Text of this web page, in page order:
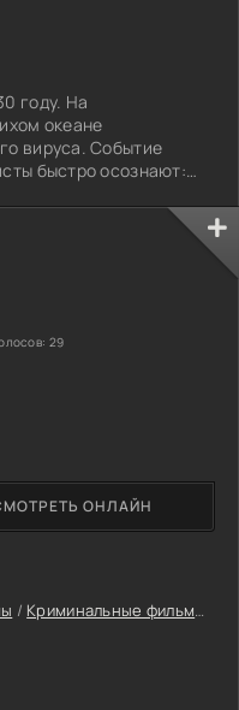
году. На
океане
вируса. Событие
быстро осознают:
/ Криминальные фильмы
ОНЛАЙН
29